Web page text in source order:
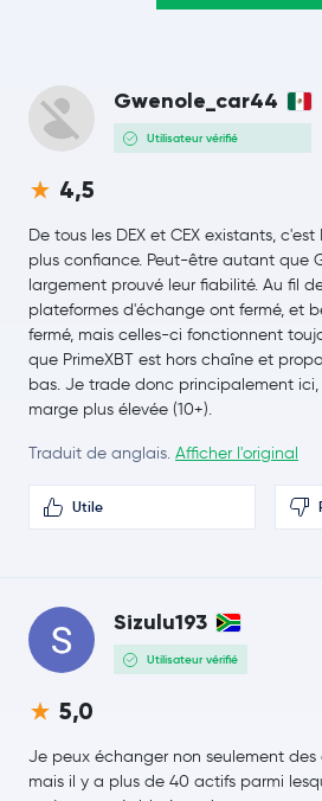
Hyperliquid HYPE
USDS
LEO Token LEO
Rain Protocol RAIN
Wrapped Liquid Staked
Cardano ADA
whitebit-coin WBT
Gwenole_car44
Utilisateur vérifié
4,5
De tous les DEX et CEX existants,
plus confiance. Peut-être autant que
largement prouvé leur fiabilité. Au fil
plateformes d'échange ont fermé, et
fermé, mais celles-ci fonctionnent
que PrimeXBT est hors chaîne et
bas. Je trade donc principalement
marge plus élevée (10+).
Traduit de anglais. Afficher l'original
Utile
Sizulu193
Utilisateur vérifié
5,0
Je peux échanger non seulement des
mais il y a plus de 40 actifs parmi